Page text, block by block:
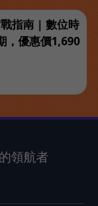
指南 | 數位時
，優惠價1,690
領航者